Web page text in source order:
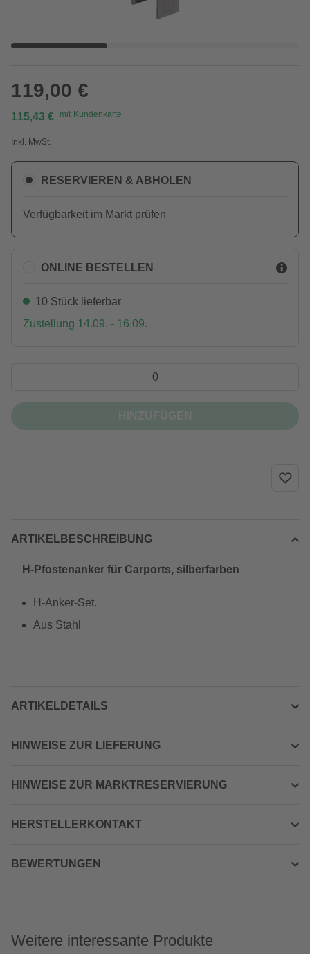
119,00 €
115,43 € mit Kundenkarte
Inkl. MwSt.
RESERVIEREN & ABHOLEN
Verfügbarkeit im Markt prüfen
ONLINE BESTELLEN
10 Stück lieferbar
Zustellung 14.09. - 16.09.
ARTIKELBESCHREIBUNG
H-Pfostenanker für Carports, silberfarben
H-Anker-Set.
Aus Stahl
ARTIKELDETAILS
HINWEISE ZUR LIEFERUNG
HINWEISE ZUR MARKTRESERVIERUNG
HERSTELLERKONTAKT
BEWERTUNGEN
Weitere interessante Produkte